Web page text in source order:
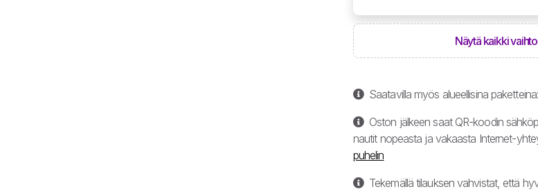
Näytä kaikki
Saatavilla myös alueellisina
Oston jälkeen saat QR-koodin
nautit nopeasta ja vakaasta Internet-
puhelin
Tekemällä tilauksen vahvistat, että